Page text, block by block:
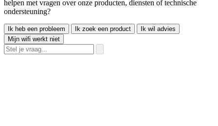
helpen met vragen over onze producten, diensten of technische
ondersteuning?
Ik heb een probleem Ik zoek een product
Ik wil advies
Mijn wifi werkt niet